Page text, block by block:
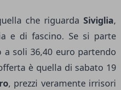
che riguarda Siviglia,
e di fascino. Se si parte
soli 36,40 euro partendo
è quella di sabato 19
, prezzi veramente irrisori